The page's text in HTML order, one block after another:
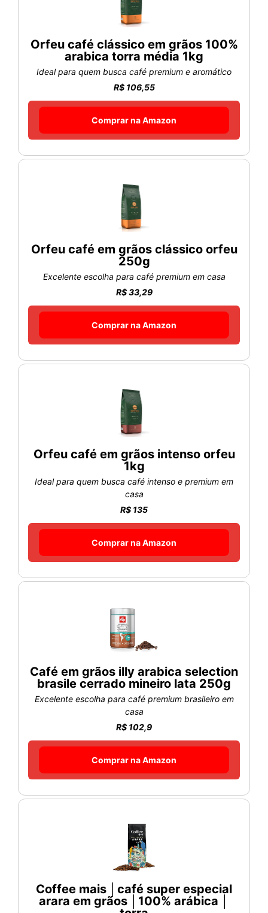
Orfeu café clássico em grãos 100%
arabica torra média 1kg
Ideal para quem busca café premium e aromático
R$ 106,55
Comprar na Amazon
Orfeu café em grãos clássico orfeu
250g
Excelente escolha para café premium em casa
R$ 33,29
Comprar na Amazon
Orfeu café em grãos intenso orfeu
1kg
Ideal para quem busca café intenso e premium em
casa
R$ 135
Comprar na Amazon
Café em grãos illy arabica selection
brasile cerrado mineiro lata 250g
Excelente escolha para café premium brasileiro em
casa
R$ 102,9
Comprar na Amazon
Coffee mais │café super especial
arara em grãos │100% arábica │